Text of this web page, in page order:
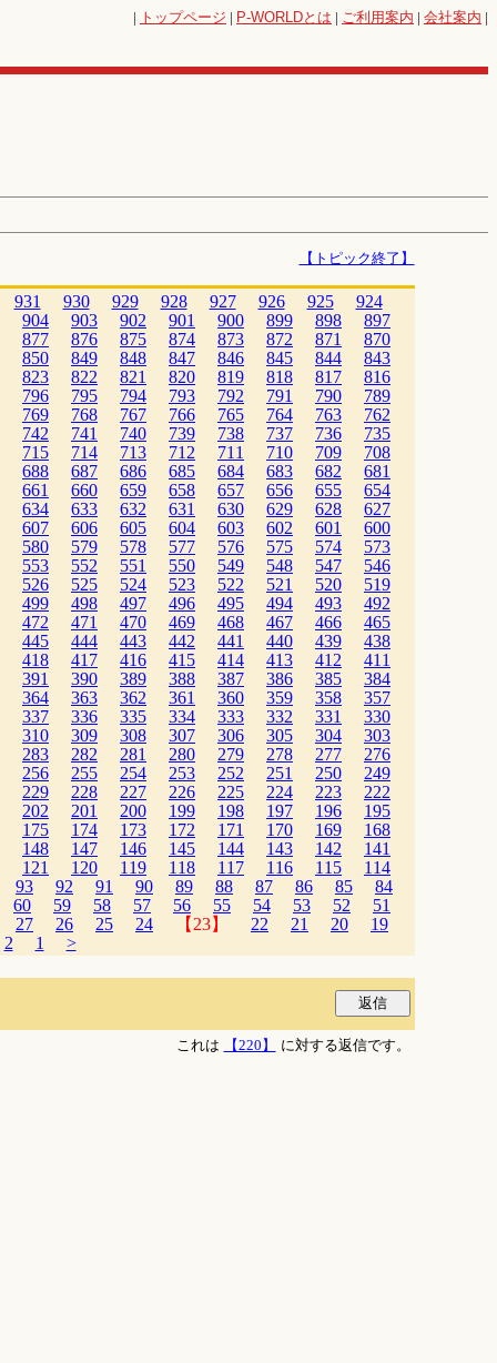
| トップページ | P-WORLDとは | ご利用案内 | 会社案内 |
【トピック終了】
931 930 929 928 927 926 925
924
904
903 902 901 900 899 898
897
877
876 875 874 873 872 871
870
850
849 848 847 846 845 844
843
823
822 821 820 819 818 817
816
796
795 794 793 792 791 790
789
769
768 767 766 765 764 763
762
742
741 740 739 738 737 736
735
715
714 713 712 711 710 709
708
688
687 686 685 684 683 682
681
661
660 659 658 657 656 655
654
634
633 632 631 630 629 628
627
607
606 605 604 603 602 601
600
580
579 578 577 576 575 574
573
553
552 551 550 549 548 547
546
526
525 524 523 522 521 520
519
499
498 497 496 495 494 493
492
472
471 470 469 468 467 466
465
445
444 443 442 441 440 439
438
418
417 416 415 414 413 412
411
391
390 389 388 387 386 385
384
364
363 362 361 360 359 358
357
337
336 335 334 333 332 331
330
310
309 308 307 306 305 304
303
283
282 281 280 279 278 277
276
256
255 254 253 252 251 250
249
229
228 227 226 225 224 223
222
202
201 200 199 198 197 196
195
175
174 173 172 171 170 169
168
148
147 146 145 144 143 142
141
121
120 119 118 117 116 115
114
93
92 91 90 89 88 87 86 85
84
60
59 58 57 56 55 54 53 52
51
27
26 25 24 【23】 22 21 20
19
2
1 >
これは 【220】 に対する返信です。